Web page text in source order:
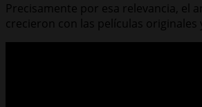
Precisamente por esa relevancia, el
crecieron con las películas